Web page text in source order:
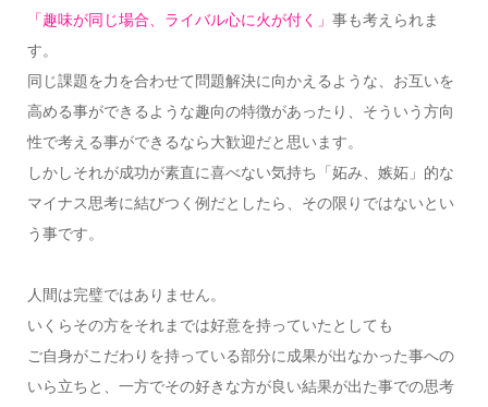
「趣味が同じ場合、ライバル心に火が付く」 事も考えられま
す。
同じ課題を力を合わせて問題解決に向かえるような、お互いを
高める事ができるような趣向の特徴があったり、そういう方向
性で考える事ができるなら大歓迎だと思います。
しかしそれが成功が素直に喜べない気持ち「妬み、嫉妬」的な
マイナス思考に結びつく例だとしたら、その限りではないとい
う事です。
人間は完璧ではありません。
いくらその方をそれまでは好意を持っていたとしても
ご自身がこだわりを持っている部分に成果が出なかった事への
いら立ちと、一方でその好きな方が良い結果が出た事での思考